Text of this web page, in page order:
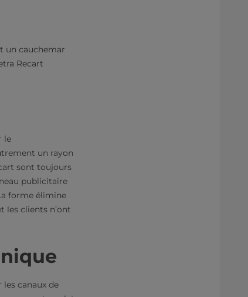
un cauchemar
Recart
le
un rayon
sont toujours
publicitaire
forme élimine
les clients n’ont
canaux de